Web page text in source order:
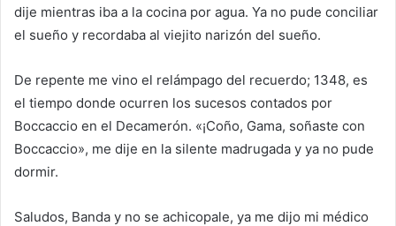
dije mientras iba a la cocina por agua. Ya no pude conciliar
el sueño y recordaba al viejito narizón del sueño.
De repente me vino el relámpago del recuerdo; 1348, es
el tiempo donde ocurren los sucesos contados por
Boccaccio en el Decamerón. «¡Coño, Gama, soñaste con
Boccaccio», me dije en la silente madrugada y ya no pude
dormir.
Saludos, Banda y no se achicopale, ya me dijo mi médico